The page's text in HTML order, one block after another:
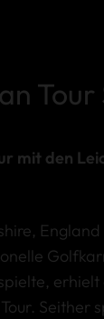
Tour
mit den
erhielt
Seither